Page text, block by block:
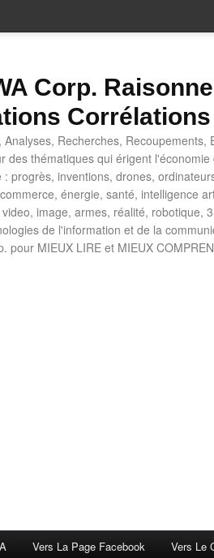
Corp.
Corrélations
Analyses, Recherches, Recoupements,
des thématiques qui érigent
: progrès, inventions, drones,
énergie, santé, intelligence
image, armes, réalité, robotique,
de l'information et de la
pour MIEUX LIRE et MIEUX
Vers La Page Facebook Vers Le